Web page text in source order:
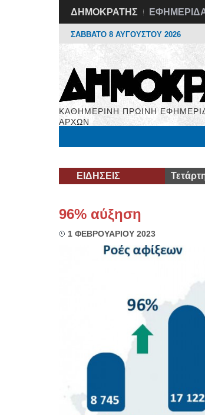
ΔΗΜΟΚΡΑΤΗΣ
ΣΑΒΒΑΤΟ 8 ΑΥΓΟΥΣΤΟΥ 2026
ΚΑΘΗΜΕΡΙΝΗ ΠΡΩΙΝΗ
ΑΡΧΩΝ
ΕΙΔΗΣΕΙΣ
96% αύξηση
1 ΦΕΒΡΟΥΑΡΙΟΥ 2023